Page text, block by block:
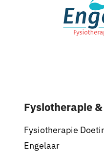
Lid worden
Zoeken
naar:
Fysiotherapie
Fysiotherapie
Engelaar